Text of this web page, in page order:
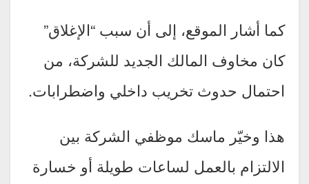
كما أشار الموقع، إلى أن سبب “الإغلاق”
كان مخاوف المالك الجديد للشركة، من
احتمال حدوث تخريب داخلي واضطرابات.
هذا وخيّر ماسك موظفي الشركة بين
الالتزام بالعمل لساعات طويلة أو خسارة